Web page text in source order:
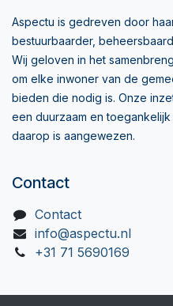
Aspectu is gedreven door
bestuurbaarder,
Wij geloven in het
om elke inwoner van de
bieden die nodig is. Onze
een duurzaam en
daarop is aangewezen.
Contact
Contact
info@aspectu.nl
+31 71 5690169